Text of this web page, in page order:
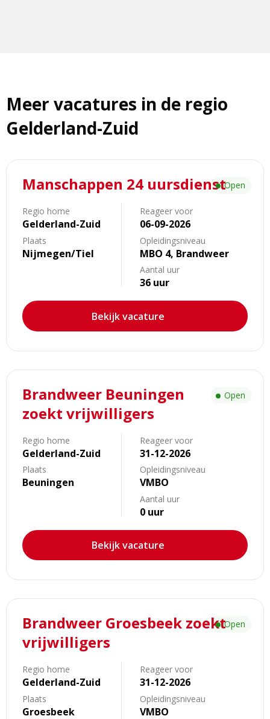
Meer vacatures in de regio
Gelderland-Zuid
Manschappen 24 uursdienst
Regio home
Gelderland-Zuid
Plaats
Nijmegen/Tiel
Reageer voor
06-09-2026
Opleidingsniveau
MBO 4, Brandweer
Aantal uur
36 uur
Bekijk vacature
Open
Lees
meer
Manschappen
uursdienst
Brandweer Beuningen
zoekt vrijwilligers
Regio home
Gelderland-Zuid
Plaats
Beuningen
Reageer voor
31-12-2026
Opleidingsniveau
VMBO
Aantal uur
0 uur
Bekijk vacature
Open
Lees
meer
Brandweer
Beuningen
zoekt
vrijwilligers
Brandweer Groesbeek zoekt
vrijwilligers
Regio home
Gelderland-Zuid
Plaats
Groesbeek
Reageer voor
31-12-2026
Opleidingsniveau
VMBO
Open
Lees
meer
Brandweer
Groesbeek
zoekt
vrijwilligers